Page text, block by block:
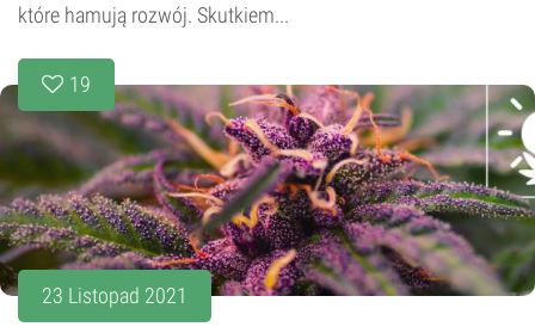
które hamują rozwój. Skutkiem...
19
23 Listopad 2021